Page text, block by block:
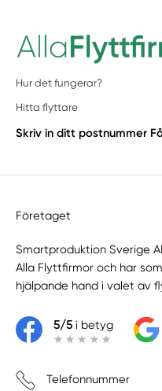
Hur det fungerar?
Hitta flyttare
Skriv in ditt postnummer
Företaget
Smartproduktion Sverige
Alla Flyttfirmor och har
hjälpande hand i valet av
5/5i betyg
Telefonnummer